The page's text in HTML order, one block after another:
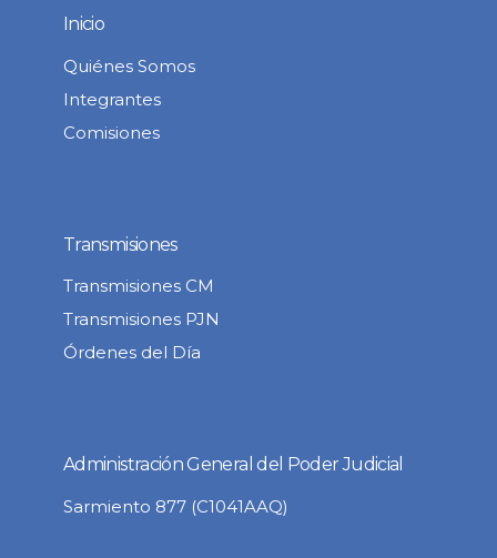
Inicio
Quiénes Somos
Integrantes
Comisiones
Transmisiones
Transmisiones CM
Transmisiones PJN
Órdenes del Día
Administración General del Poder Judicial
Sarmiento 877 (C1041AAQ)